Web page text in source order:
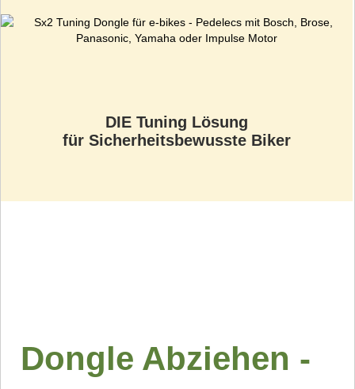
DIE Tuning Lösung
für Sicherheitsbewusste Biker
Dongle Abziehen -